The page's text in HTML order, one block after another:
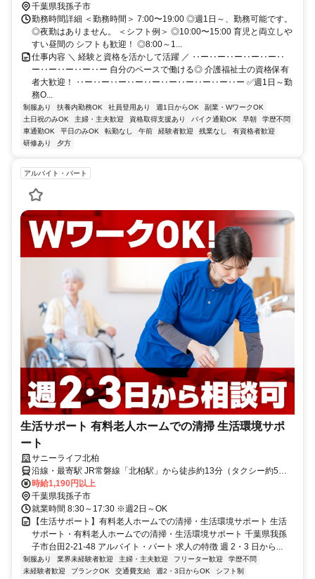
千葉県我孫子市
勤務時間詳細 ＜勤務時間＞ 7:00〜19:00 ◎週1日～、勤務可能です。
◎夜勤はありません。 ＜シフト例＞ ◎10:00〜15:00 育児と両立しや
すい昼間の シフトも歓迎！ ◎8:00～1...
仕事内容 ＼ 経験と資格を活かして活躍 ／ ‥ー‥ー‥ー‥ー‥ー‥
ー‥ー‥ー‥ー‥ー 自分のペースで働ける◎ 介護福祉士の資格保有
者大歓迎！ ‥ー‥ー‥ー‥ー‥ー‥ー‥ー‥ー‥ー‥ー ✅週1日～勤
務O...
制服あり 扶養内勤務OK 社員登用あり 週1日からOK
副業・WワークOK
土日祝のみOK
主婦・主夫歓迎 資格取得支援あり バイク通勤OK 早朝
学歴不問
車通勤OK
平日のみOK 転勤なし 午前 経験者歓迎 残業なし
有資格者歓迎
研修あり
夕方
アルバイト・パート
生活サポート 有料老人ホームでの清掃 生活環境サポ
ート
サニーライフ北柏
沿線・最寄駅 JR常磐線「北柏駅」から徒歩約13分（タクシー約5
分）
時給1,190円以上
千葉県我孫子市
就業時間 8:30～17:30 ※週2日～OK
【生活サポート】有料老人ホームでの清掃・生活環境サポート 生活
サポート・有料老人ホームでの清掃・生活環境サポート 千葉県我孫
子市台田2-21-48 アルバイト・パート 求人の特徴 週 2・3 日から...
制服あり 業界未経験者歓迎 主婦・主夫歓迎 フリーター歓迎
学歴不問
未経験者歓迎
ブランクOK 交通費支給 週2・3日からOK シフト制